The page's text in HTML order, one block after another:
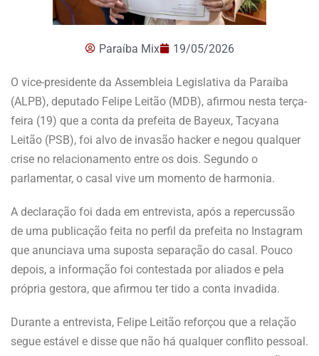
Paraíba Mix 19/05/2026
O vice-presidente da Assembleia Legislativa da Paraíba
(ALPB), deputado Felipe Leitão (MDB), afirmou nesta terça-
feira (19) que a conta da prefeita de Bayeux, Tacyana
Leitão (PSB), foi alvo de invasão hacker e negou qualquer
crise no relacionamento entre os dois. Segundo o
parlamentar, o casal vive um momento de harmonia.
A declaração foi dada em entrevista, após a repercussão
de uma publicação feita no perfil da prefeita no Instagram
que anunciava uma suposta separação do casal. Pouco
depois, a informação foi contestada por aliados e pela
própria gestora, que afirmou ter tido a conta invadida.
Durante a entrevista, Felipe Leitão reforçou que a relação
segue estável e disse que não há qualquer conflito pessoal.